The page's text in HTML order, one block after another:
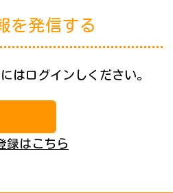
を発信する
はログインしください。
録はこちら